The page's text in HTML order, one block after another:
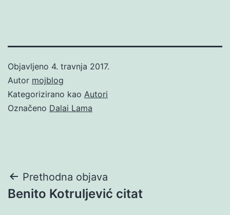
Objavljeno 4. travnja 2017.
Autor mojblog
Kategorizirano kao Autori
Označeno Dalai Lama
Navigacija
objava
Prethodna objava
Benito Kotruljević citat